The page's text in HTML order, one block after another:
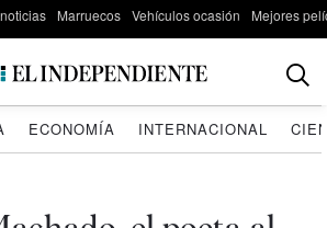
Marruecos Vehículos ocasión Mejores
ECONOMÍA INTERNACIONAL